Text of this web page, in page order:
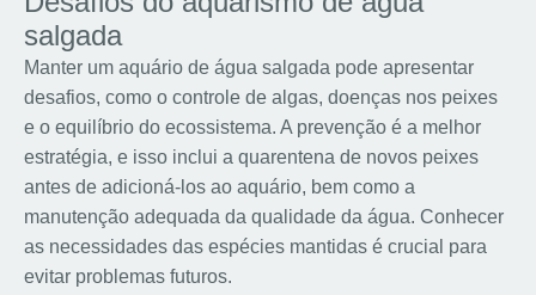
salgada
Manter um aquário de água salgada pode apresentar
desafios, como o controle de algas, doenças nos peixes
e o equilíbrio do ecossistema. A prevenção é a melhor
estratégia, e isso inclui a quarentena de novos peixes
antes de adicioná-los ao aquário, bem como a
manutenção adequada da qualidade da água. Conhecer
as necessidades das espécies mantidas é crucial para
evitar problemas futuros.